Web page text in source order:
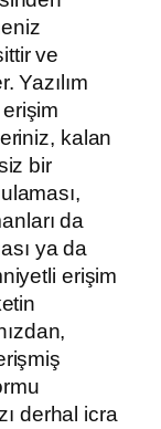
ve
Yazılım
kalan
bir
da
ya da
erişim
derhal icra